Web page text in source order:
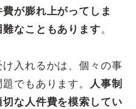
が膨れ上がってしま
なこともあります。
入れるかは、個々の事
でもあります。
人事制
な人件費を模索してい